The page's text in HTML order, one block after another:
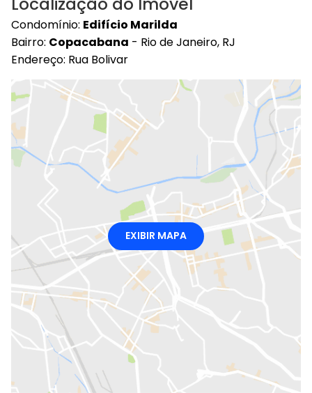
Condomínio: Edifício Marilda
Bairro: Copacabana - Rio de Janeiro, RJ
Endereço: Rua Bolivar
EXIBIR MAPA